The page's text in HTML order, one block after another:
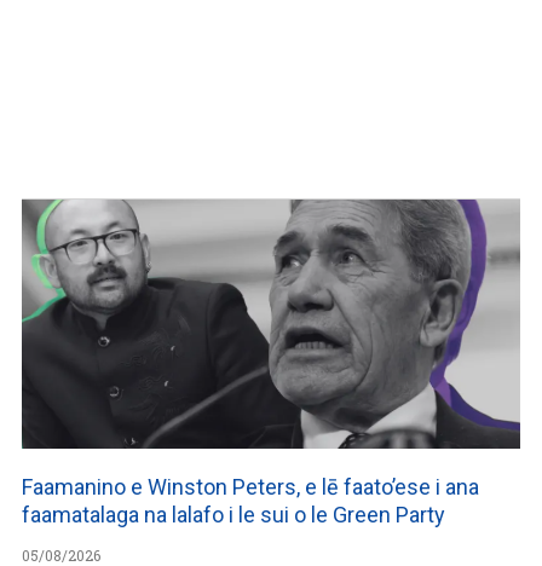
Faamanino e Winston Peters, e lē faato’ese i ana
faamatalaga na lalafo i le sui o le Green Party
05/08/2026